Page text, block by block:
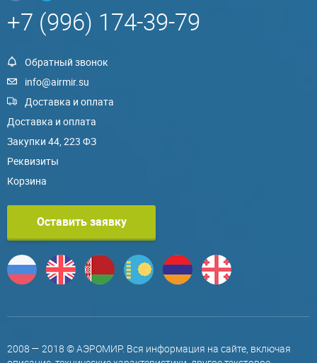
+7 (996) 174-39-79
Обратный звонок
info@airmir.su
Доставка и оплата
Доставка и оплата
Закупки 44, 223 ФЗ
Реквизиты
Корзина
Оставить заявку
2008 — 2018 © АЭРОМИР. Вся информация на сайте, включая